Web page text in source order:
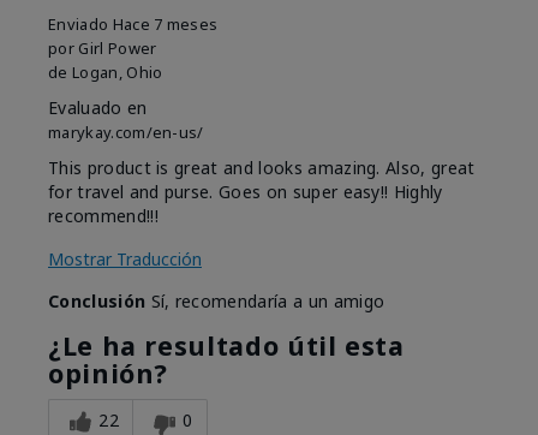
Enviado Hace 7 meses
por Girl Power
de Logan, Ohio
Evaluado en
marykay.com/en-us/
This product is great and looks amazing. Also, great
for travel and purse. Goes on super easy!! Highly
recommend!!!
Mostrar Traducción
Conclusión Sí, recomendaría a un amigo
¿Le ha resultado útil esta
opinión?
22 0